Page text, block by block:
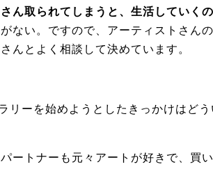
ん取られてしまうと、生活していく
ない。ですので、アーティストさん
んとよく相談して決めています。
リーを始めようとしたきっかけはど
ートナーも元々アートが好きで、買